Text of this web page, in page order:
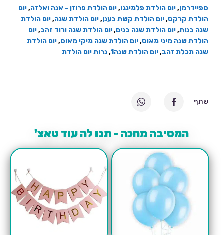
ספיידרמן,יום הולדת פלמינגו,יום הולדת פרוזן - אנה ואלזה,יום
הולדת קרקס,יום הולדת קשת בענן,יום הולדת שנה,יום הולדת
שנה בנות,יום הולדת שנה בנים,יום הולדת שנה ורוד זהב,יום
הולדת שנה מיני מאוס,יום הולדת שנה מיקי מאוס,יום הולדת
שנה תכלת זהב,יום הולדת שנה1 ,נרות יום הולדת
המסיבה מחכה - תנו לה עוד טאצ'
שתף